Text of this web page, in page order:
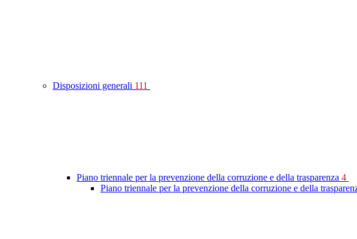
Disposizioni generali 111
Piano triennale per la prevenzione della corruzione e della trasparenza 4
Piano triennale per la prevenzione della corruzione e della